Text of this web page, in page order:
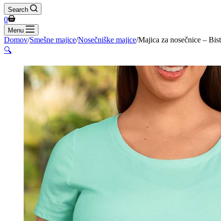
Search
Shopping
cart
0
Menu
Domov/Smešne majice/Nosečniške majice/Majica za nosečnice –
🔍